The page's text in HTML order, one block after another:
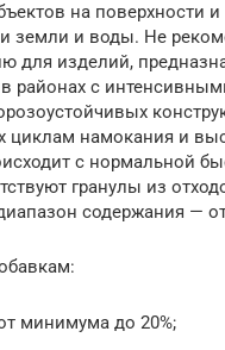
на поверхности и
земли и воды. Не
для изделий,
районах с
циклам намокания и
с нормальной
гранулы из
содержания —
минимума до 20%;